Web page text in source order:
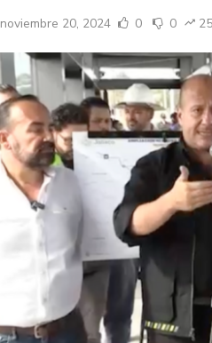
noviembre 20, 2024 0 0 25